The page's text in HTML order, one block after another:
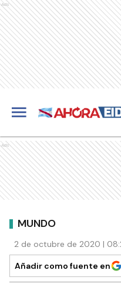
Ads
Ads
MUNDO
2 de octubre de 2020 |
Añadir como fuente en